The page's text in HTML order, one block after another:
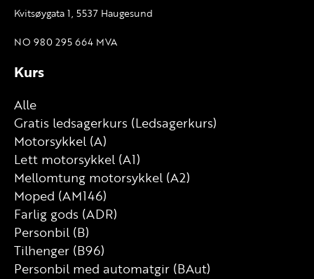
Kvitsøygata 1, 5537 Haugesund
NO 980 295 664 MVA
Kurs
Alle
Gratis ledsagerkurs (Ledsagerkurs)
Motorsykkel (A)
Lett motorsykkel (A1)
Mellomtung motorsykkel (A2)
Moped (AM146)
Farlig gods (ADR)
Personbil (B)
Tilhenger (B96)
Personbil med automatgir (BAut)